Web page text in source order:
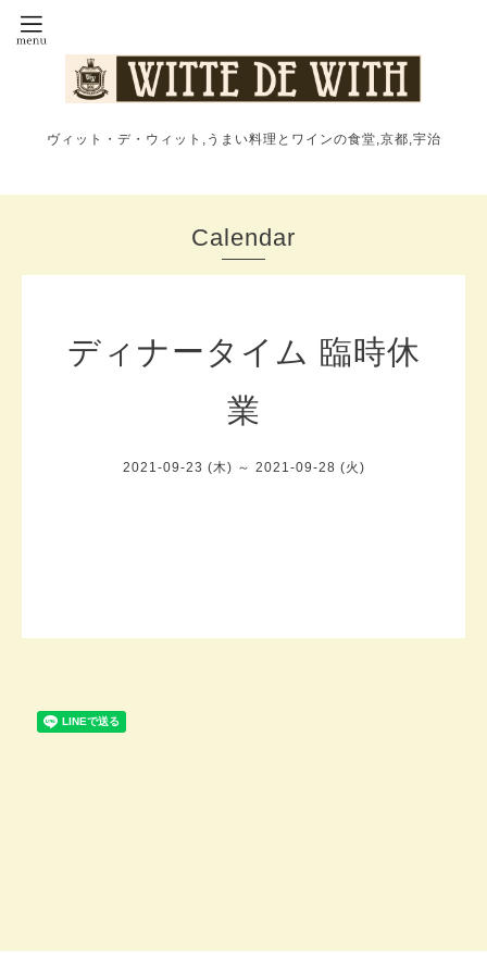
ヴィット・デ・ウィット,うまい料理とワインの食堂,京都,宇治
Calendar
ディナータイム 臨時休
業
2021-09-23 (木) ～ 2021-09-28 (火)